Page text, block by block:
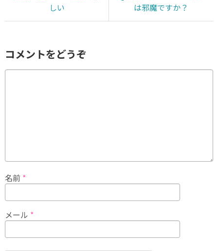
しい
は邪魔ですか？
コメントをどうぞ
名前 *
メール *